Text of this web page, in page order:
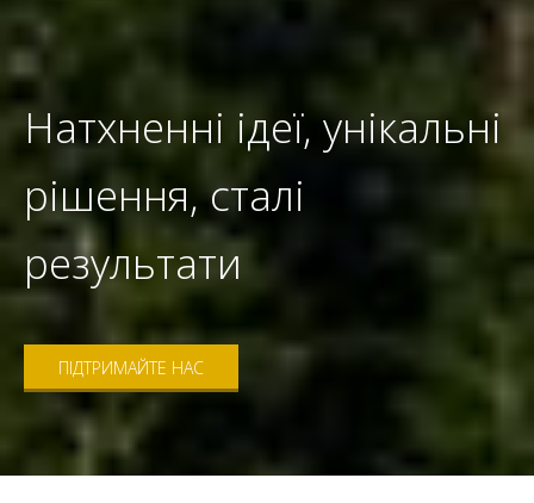
Натхненні ідеї, унікальні
рішення, сталі
результати
ПІДТРИМАЙТЕ НАС